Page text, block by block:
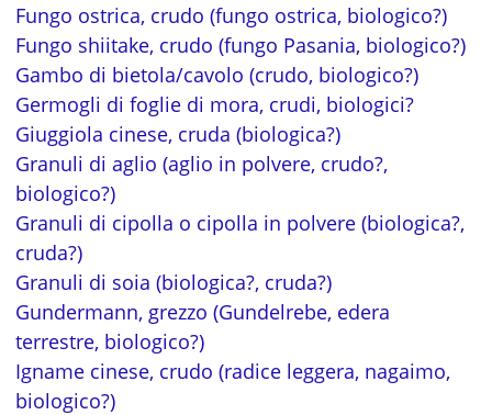
Fungo ostrica, crudo (fungo ostrica, biologico?)
Fungo shiitake, crudo (fungo Pasania, biologico?)
Gambo di bietola/cavolo (crudo, biologico?)
Germogli di foglie di mora, crudi, biologici?
Giuggiola cinese, cruda (biologica?)
Granuli di aglio (aglio in polvere, crudo?,
biologico?)
Granuli di cipolla o cipolla in polvere (biologica?,
cruda?)
Granuli di soia (biologica?, cruda?)
Gundermann, grezzo (Gundelrebe, edera
terrestre, biologico?)
Igname cinese, crudo (radice leggera, nagaimo,
biologico?)